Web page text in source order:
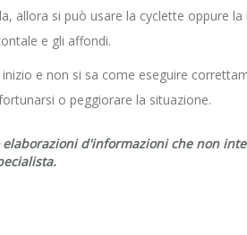
allora si può usare la cyclette oppure
e gli affondi.
e non si sa come eseguire
o peggiorare la situazione.
d'informazioni che non